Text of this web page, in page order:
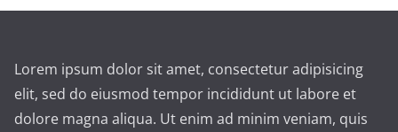
Lorem ipsum dolor sit amet, consectetur adipisicing
elit, sed do eiusmod tempor incididunt ut labore et
dolore magna aliqua. Ut enim ad minim veniam, quis